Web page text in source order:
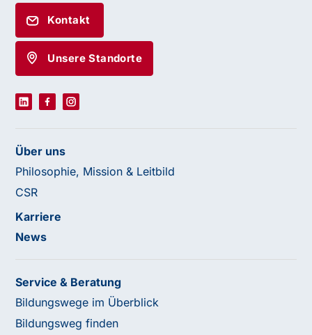
Kontakt
Unsere Standorte
Über uns
Philosophie, Mission & Leitbild
CSR
Karriere
News
Service & Beratung
Bildungswege im Überblick
Bildungsweg finden